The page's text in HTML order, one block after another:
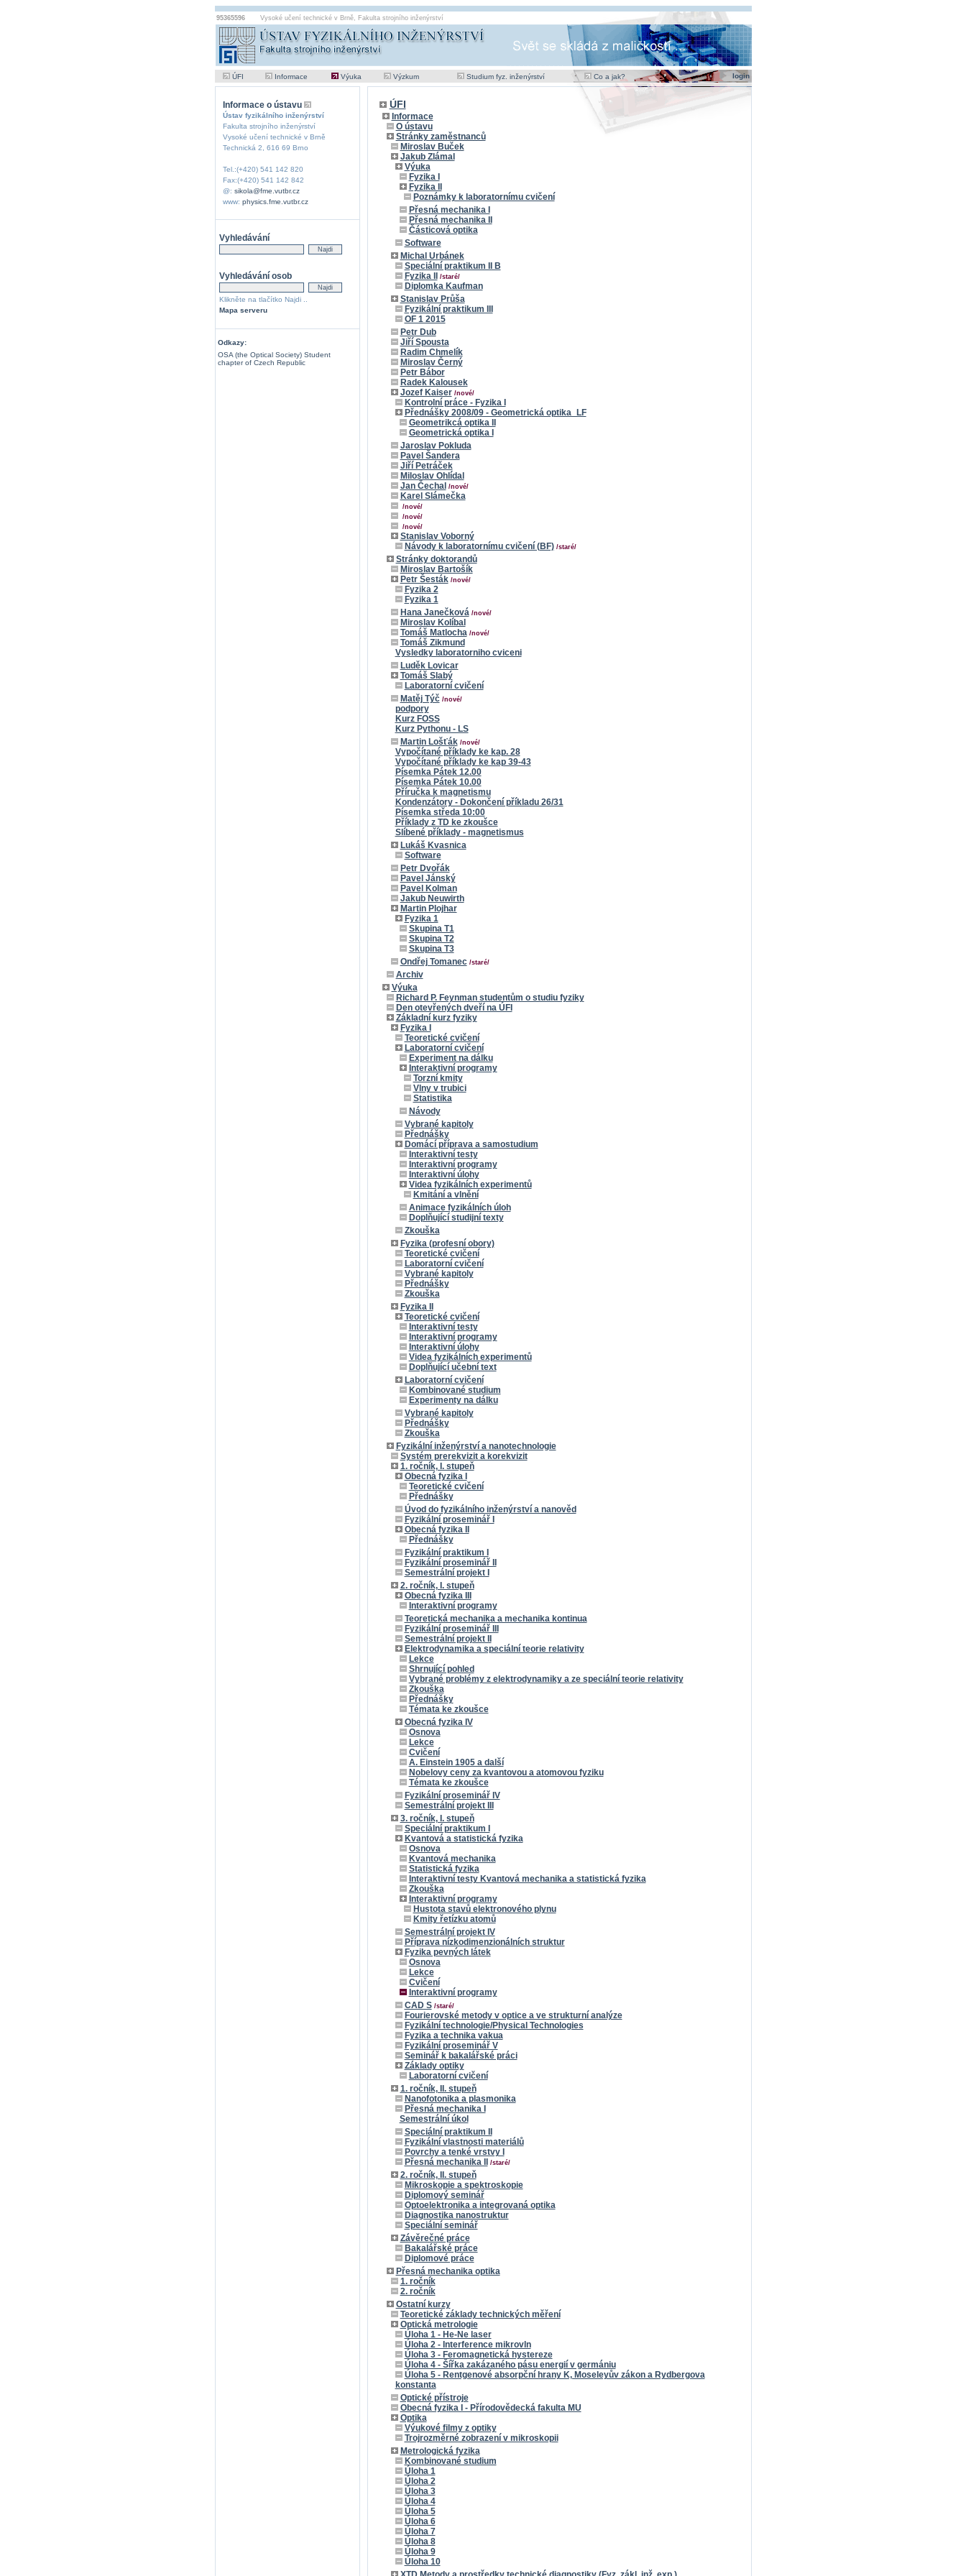
95365596 Vysoké učení technické v Brně, Fakulta strojního inženýrství
ÚFI Informace Výuka Výzkum Studium fyz. inženýrství Co a jak? login
Informace o ústavu
Ústav fyzikálního inženýrství
Fakulta strojního inženýrství
Vysoké učení technické v Brně
Technická 2, 616 69 Brno
Tel.:(+420) 541 142 820
Fax:(+420) 541 142 842
@: sikola@fme.vutbr.cz
www: physics.fme.vutbr.cz
Vyhledávání
Vyhledávání osob
Klikněte na tlačítko Najdi ..
Mapa serveru
Odkazy:
OSA (the Optical Society) Student
chapter of Czech Republic
ÚFI
Informace
O ústavu
Stránky zaměstnanců
Miroslav Buček
Jakub Zlámal
Výuka
Fyzika I
Fyzika II
Poznámky k laboratornímu cvičení
Přesná mechanika I
Přesná mechanika II
Částicová optika
Software
Michal Urbánek
Speciální praktikum II B
Fyzika II
/staré/
Diplomka Kaufman
Stanislav Průša
Fyzikální praktikum III
OF 1 2015
Petr Dub
Jiří Spousta
Radim Chmelík
Miroslav Černý
Petr Bábor
Radek Kalousek
Jozef Kaiser /nové/
Kontrolní práce - Fyzika I
Přednášky 2008/09 - Geometrická optika_LF
Geometrikcá optika II
Geometrická optika I
Jaroslav Pokluda
Pavel Šandera
Jiří Petráček
Miloslav Ohlídal
Jan Čechal /nové/
Karel Slámečka
/nové/
/nové/
/nové/
Stanislav Voborný
Návody k laboratornímu cvičení (BF) /staré/
Stránky doktorandů
Miroslav Bartošík
Petr Šesták /nové/
Fyzika 2
Fyzika 1
Hana Janečková /nové/
Miroslav Kolíbal
Tomáš Matlocha /nové/
Tomáš Zikmund
Vysledky laboratorniho cviceni
Luděk Lovicar
Tomáš Slabý
Laboratorní cvičení
Matěj Týč /nové/
podpory
Kurz FOSS
Kurz Pythonu - LS
Martin Lošťák /nové/
Vypočítané příklady ke kap. 28
Vypočítané příklady ke kap 39-43
Písemka Pátek 12.00
Písemka Pátek 10.00
Příručka k magnetismu
Kondenzátory - Dokončení příkladu 26/31
Písemka středa 10:00
Příklady z TD ke zkoušce
Slíbené příklady - magnetismus
Lukáš Kvasnica
Software
Petr Dvořák
Pavel Jánský
Pavel Kolman
Jakub Neuwirth
Martin Plojhar
Fyzika 1
Skupina T1
Skupina T2
Skupina T3
Ondřej Tomanec /staré/
Archiv
Výuka
Richard P. Feynman studentům o studiu fyziky
Den otevřených dveří na ÚFI
Základní kurz fyziky
Fyzika I
Teoretické cvičení
Laboratorní cvičení
Experiment na dálku
Interaktivní programy
Torzní kmity
Vlny v trubici
Statistika
Návody
Vybrané kapitoly
Přednášky
Domácí příprava a samostudium
Interaktivní testy
Interaktivní programy
Interaktivní úlohy
Videa fyzikálních experimentů
Kmitání a vlnění
Animace fyzikálních úloh
Doplňující studijní texty
Zkouška
Fyzika (profesní obory)
Teoretické cvičení
Laboratorní cvičení
Vybrané kapitoly
Přednášky
Zkouška
Fyzika II
Teoretické cvičení
Interaktivní testy
Interaktivní programy
Interaktivní úlohy
Videa fyzikálních experimentů
Doplňující učební text
Laboratorní cvičení
Kombinované studium
Experimenty na dálku
Vybrané kapitoly
Přednášky
Zkouška
Fyzikální inženýrství a nanotechnologie
Systém prerekvizit a korekvizit
1. ročník, I. stupeň
Obecná fyzika I
Teoretické cvičení
Přednášky
Úvod do fyzikálního inženýrství a nanověd
Fyzikální proseminář I
Obecná fyzika II
Přednášky
Fyzikální praktikum I
Fyzikální proseminář II
Semestrální projekt I
2. ročník, I. stupeň
Obecná fyzika III
Interaktivní programy
Teoretická mechanika a mechanika kontinua
Fyzikální proseminář III
Semestrální projekt II
Elektrodynamika a speciální teorie relativity
Lekce
Shrnující pohled
Vybrané problémy z elektrodynamiky a ze speciální teorie relativity
Zkouška
Přednášky
Témata ke zkoušce
Obecná fyzika IV
Osnova
Lekce
Cvičení
A. Einstein 1905 a další
Nobelovy ceny za kvantovou a atomovou fyziku
Témata ke zkoušce
Fyzikální proseminář IV
Semestrální projekt III
3. ročník, I. stupeň
Speciální praktikum I
Kvantová a statistická fyzika
Osnova
Kvantová mechanika
Statistická fyzika
Interaktivní testy Kvantová mechanika a statistická fyzika
Zkouška
Interaktivní programy
Hustota stavů elektronového plynu
Kmity řetízku atomů
Semestrální projekt IV
Příprava nízkodimenzionálních struktur
Fyzika pevných látek
Osnova
Lekce
Cvičení
Interaktivní programy
CAD S /staré/
Fourierovské metody v optice a ve strukturní analýze
Fyzikální technologie/Physical Technologies
Fyzika a technika vakua
Fyzikální proseminář V
Seminář k bakalářské práci
Základy optiky
Laboratorní cvičení
1. ročník, II. stupeň
Nanofotonika a plasmonika
Přesná mechanika I
Semestrální úkol
Speciální praktikum II
Fyzikální vlastnosti materiálů
Povrchy a tenké vrstvy I
Přesná mechanika II
/staré/
2. ročník, II. stupeň
Mikroskopie a spektroskopie
Diplomový seminář
Optoelektronika a integrovaná optika
Diagnostika nanostruktur
Speciální seminář
Závěrečné práce
Bakalářské práce
Diplomové práce
Přesná mechanika optika
1. ročník
2. ročník
Ostatní kurzy
Teoretické základy technických měření
Optická metrologie
Úloha 1 - He-Ne laser
Úloha 2 - Interference mikrovln
Úloha 3 - Feromagnetická hystereze
Úloha 4 - Šířka zakázaného pásu energií v germániu
Úloha 5 - Rentgenové absorpční hrany K, Moseleyův zákon a Rydbergova
konstanta
Optické přístroje
Obecná fyzika I - Přírodovědecká fakulta MU
Optika
Výukové filmy z optiky
Trojrozměrné zobrazení v mikroskopii
Metrologická fyzika
Kombinované studium
Úloha 1
Úloha 2
Úloha 3
Úloha 4
Úloha 5
Úloha 6
Úloha 7
Úloha 8
Úloha 9
Úloha 10